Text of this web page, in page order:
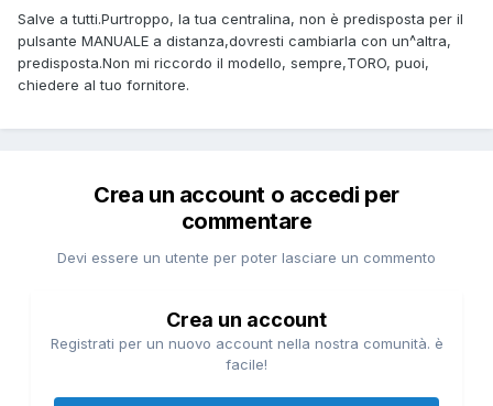
Salve a tutti.Purtroppo, la tua centralina, non è predisposta per il
pulsante MANUALE a distanza,dovresti cambiarla con un^altra,
predisposta.Non mi riccordo il modello, sempre,TORO, puoi,
chiedere al tuo fornitore.
Crea un account o accedi per
commentare
Devi essere un utente per poter lasciare un commento
Crea un account
Registrati per un nuovo account nella nostra comunità. è
facile!